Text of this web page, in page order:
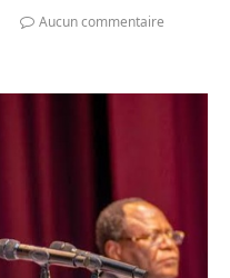
Aucun commentaire